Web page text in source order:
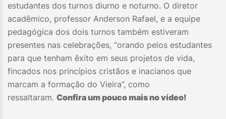
estudantes dos turnos diurno e noturno. O diretor
acadêmico, professor Anderson Rafael, e a equipe
pedagógica dos dois turnos também estiveram
presentes nas celebrações, “orando pelos estudantes
para que tenham êxito em seus projetos de vida,
fincados nos princípios cristãos e inacianos que
marcam a formação do Vieira”, como
ressaltaram. Confira um pouco mais no vídeo!